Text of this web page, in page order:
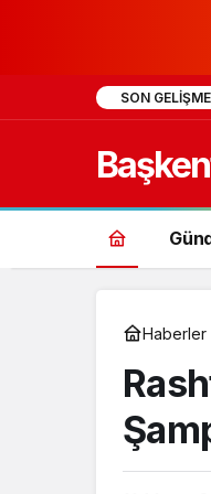
SON
Haberler